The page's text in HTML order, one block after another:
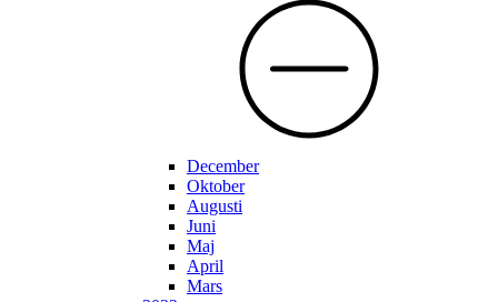
December
Oktober
Augusti
Juni
Maj
April
Mars